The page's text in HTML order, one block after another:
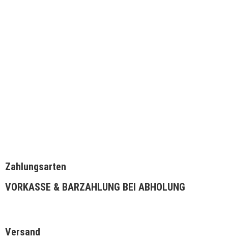
Zahlungsarten
VORKASSE & BARZAHLUNG BEI ABHOLUNG
Versand